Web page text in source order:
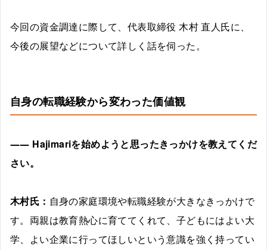
今回の資金調達に際して、代表取締役 木村 直人氏に、
今後の展望などについて詳しく話を伺った。
自身の転職経験から変わった価値観
―― Hajimariを始めようと思ったきっかけを教えてくだ
さい。
木村氏： 自身の家庭環境や転職経験が大きなきっかけで
す。両親は教育熱心に育ててくれて、子どもにはよい大
学、よい企業に行ってほしいという意識を強く持ってい